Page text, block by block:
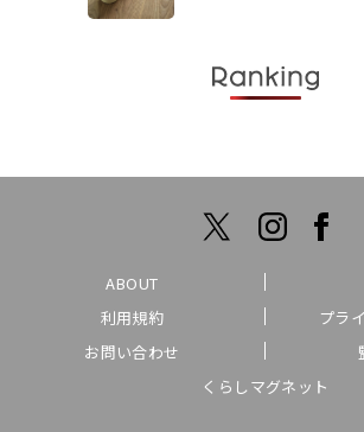
ABOUT
利用規約
プラ
お問い合わせ
くらしマグネット